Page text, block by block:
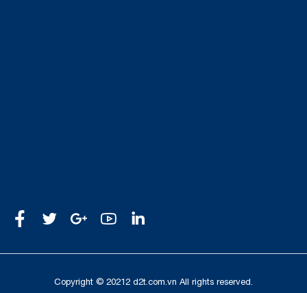
Copyright © 20212 d2t.com.vn All rights reserved.